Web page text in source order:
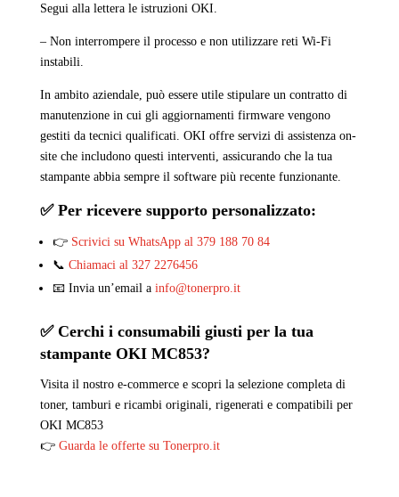
Segui alla lettera le istruzioni OKI.
– Non interrompere il processo e non utilizzare reti Wi-Fi
instabili.
In ambito aziendale, può essere utile stipulare un contratto di
manutenzione in cui gli aggiornamenti firmware vengono
gestiti da tecnici qualificati. OKI offre servizi di assistenza on-
site che includono questi interventi, assicurando che la tua
stampante abbia sempre il software più recente funzionante.
✅ Per ricevere supporto personalizzato:
👉 Scrivici su WhatsApp al 379 188 70 84
📞 Chiamaci al 327 2276456
📧 Invia un’email a info@tonerpro.it
✅ Cerchi i consumabili giusti per la tua
stampante OKI MC853?
Visita il nostro e-commerce e scopri la selezione completa di
toner, tamburi e ricambi originali, rigenerati e compatibili per
OKI MC853
👉 Guarda le offerte su Tonerpro.it